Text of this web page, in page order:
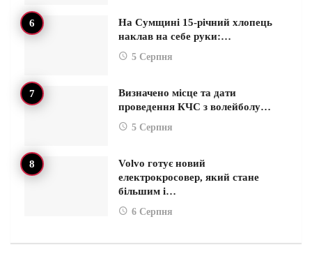
На Сумщині 15-річний хлопець
наклав на себе руки:…
5 Серпня
Визначено місце та дати
проведення КЧС з волейболу…
5 Серпня
Volvo готує новий
електрокросовер, який стане
більшим і…
6 Серпня